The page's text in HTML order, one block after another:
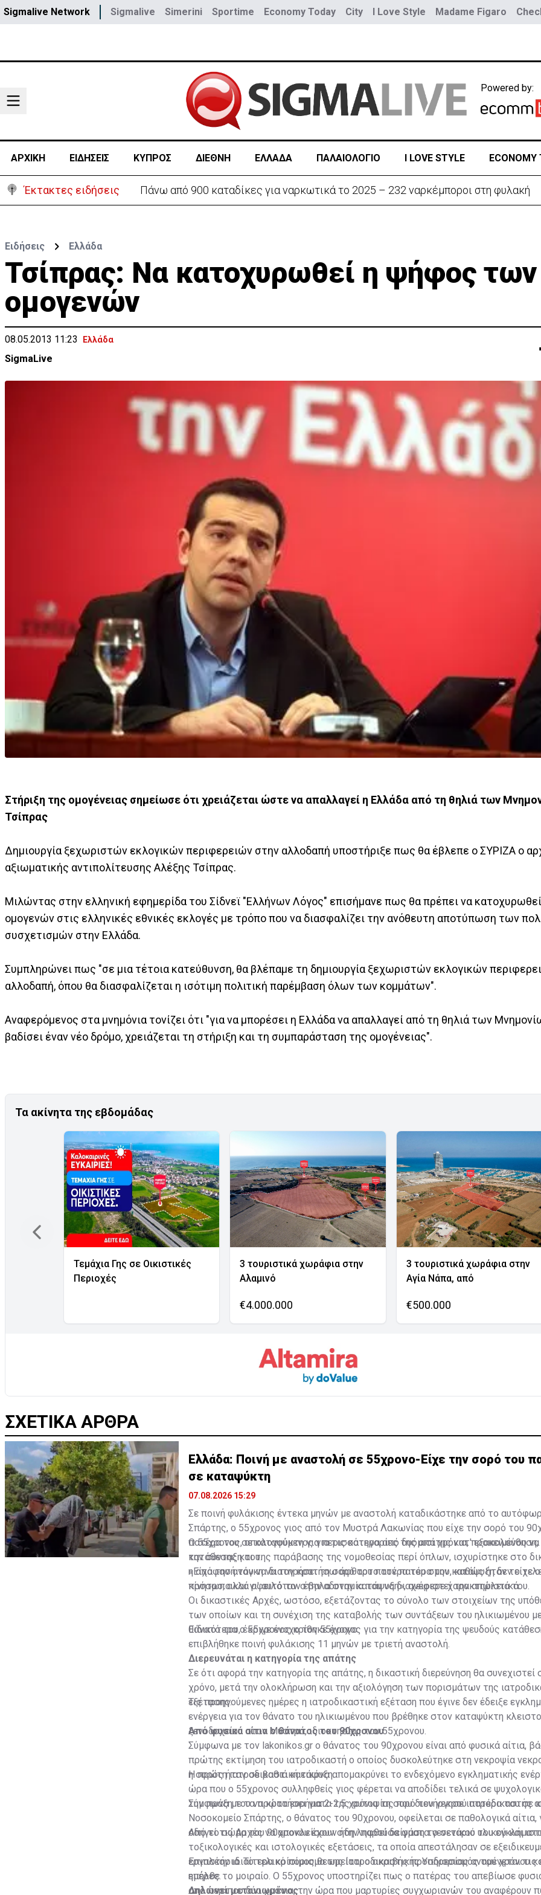
Sigmalive Network Sigmalive Simerini Sportime Economy Today City I Love Style Madame Figaro
Powered by:
ΑΡΧΙΚΗ ΕΙΔΗΣΕΙΣ ΚΥΠΡΟΣ ΔΙΕΘΝΗ ΕΛΛΑΔΑ ΠΑΛΑΙΟΛΟΓΙΟ I LOVE STYLE ECONOMY
Έκτακτες ειδήσεις Θέλει να ξαναζωντανέψει την «Corner» o Προύντζος - «Πληγώνει τις αναμνήσεις»
Ειδήσεις Ελλάδα
Τσίπρας: Να κατοχυρωθεί η ψήφος των
ομογενών
08.05.2013 11:23 Ελλάδα
SigmaLive
Στήριξη της ομογένειας σημείωσε ότι χρειάζεται ώστε να απαλλαγεί η Ελλάδα από τη θηλιά των
Τσίπρας
Δημιουργία ξεχωριστών εκλογικών περιφερειών στην αλλοδαπή υποστήριξε πως θα έβλεπε ο ΣΥΡΙΖΑ ο
αξιωματικής αντιπολίτευσης Αλέξης Τσίπρας.
Μιλώντας στην ελληνική εφημερίδα του Σίδνεϊ "Ελλήνων Λόγος" επισήμανε πως θα πρέπει να
ομογενών στις ελληνικές εθνικές εκλογές με τρόπο που να διασφαλίζει την ανόθευτη αποτύπωση των
συσχετισμών στην Ελλάδα.
Συμπληρώνει πως "σε μια τέτοια κατεύθυνση, θα βλέπαμε τη δημιουργία ξεχωριστών εκλογικών
αλλοδαπή, όπου θα διασφαλίζεται η ισότιμη πολιτική παρέμβαση όλων των κομμάτων".
Αναφερόμενος στα μνημόνια τονίζει ότι "για να μπορέσει η Ελλάδα να απαλλαγεί από τη θηλιά των
βαδίσει έναν νέο δρόμο, χρειάζεται τη στήριξη και τη συμπαράσταση της ομογένειας".
Τα ακίνητα της εβδομάδας
Τεμάχια Γης σε Οικιστικές
Περιοχές
3 τουριστικά χωράφια στην
Αλαμινό
€4.000.000
3 τουριστικά χωράφια στην
Αγία Νάπα, από
€500.000
ΣΧΕΤΙΚΑ ΑΡΘΡΑ
Ελλάδα: Ποινή με αναστολή σε 55χρονο-Είχε την σορό του
σε καταψύκτη
07.08.2026 15:29
Σε ποινή φυλάκισης έντεκα μηνών με αναστολή καταδικάστηκε από το
Σπάρτης, ο 55χρονος γιος από τον Μυστρά Λακωνίας που είχε την σορό του
πατέρα του σε καταψύκτη για περισσότερα από δυόμισι χρόνια, προκειμένου να
την σύνταξη του.
Ο 55χρονος, απολογούμενος για τις κατηγορίες της απάτης κατ'
κατάθεσης και της παράβασης της νομοθεσίας περί όπλων, ισχυρίστηκε στο
η απόφασή του να διατηρήσει τη σορό του πατέρα του στην κατάψυξη δεν είχε
κίνητρο, αλλά οφειλόταν στην αδυναμία του να διαχειριστεί την απώλειά του.
«Είχα την ανάγκη να τον κρατήσω άφθαρτο τον πατέρα μου, καθώς ήταν το
πρόσωπο και γι' αυτό τον έβαλα στην κατάψυξη», ανέφερε χαρακτηριστικά.
Οι δικαστικές Αρχές, ωστόσο, εξετάζοντας το σύνολο των στοιχείων της
των οποίων και τη συνέχιση της καταβολής των συντάξεων του ηλικιωμένου
θάνατό του, έκρινε ένοχο τον 55χρονο.
Ειδικότερα ο 55χρονος κρίθηκε ένοχος για την κατηγορία της ψευδούς
επιβλήθηκε ποινή φυλάκισης 11 μηνών με τριετή αναστολή.
Διερευνάται η κατηγορία της απάτης
Σε ότι αφορά την κατηγορία της απάτης, η δικαστική διερεύνηση θα συνεχιστεί
χρόνο, μετά την ολοκλήρωση και την αξιολόγηση των πορισμάτων της
εξέτασης.
Τις προηγούμενες ημέρες η ιατροδικαστική εξέταση που έγινε δεν έδειξε
ενέργεια για τον θάνατο του ηλικιωμένου που βρέθηκε στον καταψύκτη
ξενοδοχείου στον Μυστρά, ιδιοκτησίας του 55χρονου.
Από φυσικά αίτια ο θάνατος του 90χρονου
Σύμφωνα με τον lakonikos.gr ο θάνατος του 90χρονου είναι από φυσικά αίτια,
πρώτης εκτίμηση του ιατροδικαστή ο οποίος δυσκολεύτηκε στη νεκροψία
η σορός ήταν σε βαθιά κατάψυξη.
Η πρώτη ιατροδικαστική εικόνα απομακρύνει το ενδεχόμενο εγκληματικής
ώρα που ο 55χρονος συλληφθείς γιος φέρεται να αποδίδει τελικά σε
την πράξη του να κρατήσει για 2-2,5 χρόνια τη σορό του νεκρού πατέρα του σε
Σύμφωνα με τα πρώτα ευρήματα της αυτοψίας που διενήργησε ιατροδικαστής
Νοσοκομείο Σπάρτης, ο θάνατος του 90χρονου, οφείλεται σε παθολογικά αίτια,
οδηγεί τις Αρχές να αποκλείσουν στην παρούσα φάση το σενάριο του
Από το σώμα του 90χρονου έχουν ήδη ληφθεί δείγματα γενετικού υλικού και
τοξικολογικές και ιστολογικές εξετάσεις, τα οποία απεστάλησαν σε
εργαστήρια. Το τελικό πόρισμα της Ιατροδικαστικής Υπηρεσίας αναμένεται τις
ημέρες.
Επιπλέον ιδιαίτερα κρίσιμος θεωρείται ο ακριβής προσδιορισμός του χρόνου
επήλθε το μοιραίο. Ο 55χρονος υποστηρίζει πως ο πατέρας του απεβίωσε
από περίπου δύο χρόνια, την ώρα που μαρτυρίες συγχωριανών του αναφέρουν
Δηλώνει μετανιωμένος